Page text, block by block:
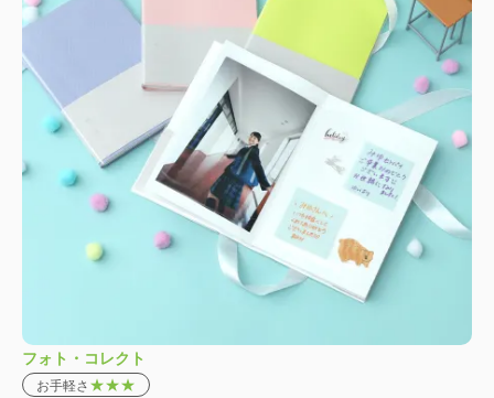
フォト・コレクト
お手軽さ ★★★